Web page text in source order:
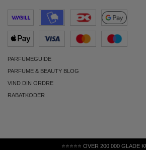
⭐⭐⭐⭐⭐ OVER 200.000 GLADE
PARFUMEGUIDE
PARFUME & BEAUTY BLOG
VIND DIN ORDRE
RABATKODER